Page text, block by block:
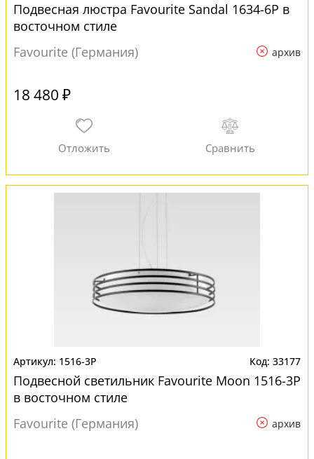
Подвесная люстра Favourite Sandal 1634-6P в
восточном стиле
Favourite (Германия)
архив
18 480 ₽
1516-3P 33177
Подвесной светильник Favourite Moon 1516-3P
в восточном стиле
Favourite (Германия)
архив